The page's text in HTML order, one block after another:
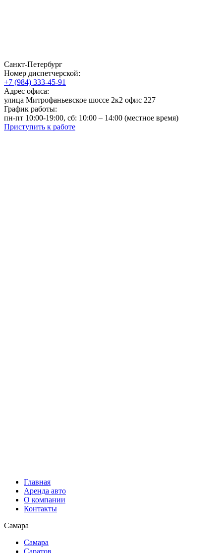
Санкт-Петербург
Номер диспетчерской:
+7 (984) 333-45-91
Адрес офиса:
улица Митрофаньевское шоссе 2к2 офис 227
График работы:
пн-пт 10:00-19:00, сб: 10:00 – 14:00 (местное время)
Приступить к работе
Главная
Аренда авто
О компании
Контакты
Самара
Самара
Саратов